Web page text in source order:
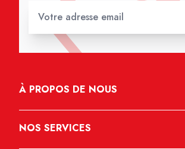
À PROPOS DE NOUS
NOS SERVICES